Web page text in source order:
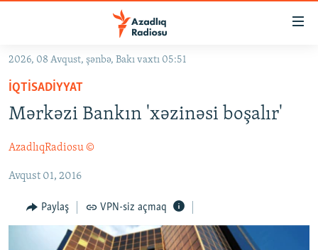
Əsas
qayıt
Əsas
qayıt
keç
GÜNDƏM
#İZAHLA
#ƏSLINDƏ
FƏRQƏ BAX
QANUNI DOĞRU
ARAŞDIRMA
2026, 08 Avqust, şənbə, Bakı vaxtı 05:51
İQTISADIYYAT
Mərkəzi Bankın 'xəzinəsi boşalır'
AzadlıqRadiosu ©
Avqust 01, 2016
Paylaş VPN-siz açmaq